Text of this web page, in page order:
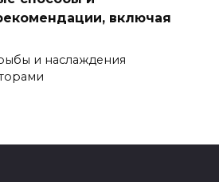
включая
и наслаждения